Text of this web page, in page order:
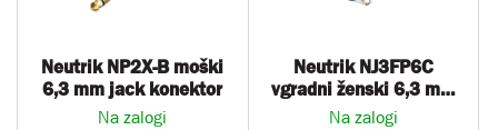
Neutrik NP2X-B moški
6,3 mm jack konektor
Na zalogi
Neutrik NJ3FP6C
vgradni ženski 6,3 mm
jack konektor
Na zalogi